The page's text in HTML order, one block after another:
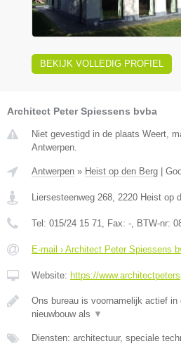
BEKIJK VOLLEDIG PROFIEL
Architect Peter Spiessens bvba
Niet gevestigd in de plaats Weert,
Antwerpen.
Antwerpen » Heist op den Berg
Liersesteenweg 268, 2220 Heist op
Tel: 015/24 15 71, Fax: -, BTW-nr:
E-mail › Architect Peter Spiessens
Website: https://
Ons bureau is voornamelijk actief in
nieuwbouw als ▼
Diensten: architectuur, speciale